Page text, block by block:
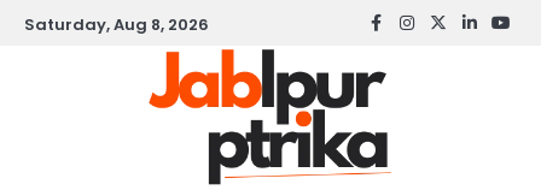
SkipSaturday, Aug 8, 2026 Facebook
instagram
twitterlinkedin